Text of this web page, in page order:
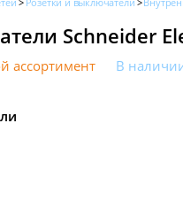
Schneider
ассортимент В